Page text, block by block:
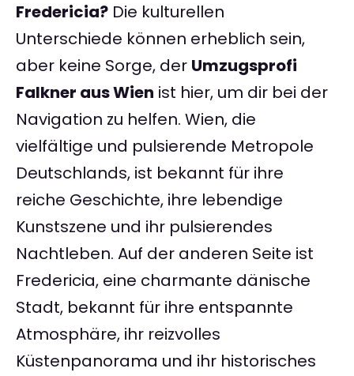
Fredericia? Die kulturellen
Unterschiede können erheblich sein,
aber keine Sorge, der Umzugsprofi
Falkner aus Wien ist hier, um dir bei der
Navigation zu helfen. Wien, die
vielfältige und pulsierende Metropole
Deutschlands, ist bekannt für ihre
reiche Geschichte, ihre lebendige
Kunstszene und ihr pulsierendes
Nachtleben. Auf der anderen Seite ist
Fredericia, eine charmante dänische
Stadt, bekannt für ihre entspannte
Atmosphäre, ihr reizvolles
Küstenpanorama und ihr historisches